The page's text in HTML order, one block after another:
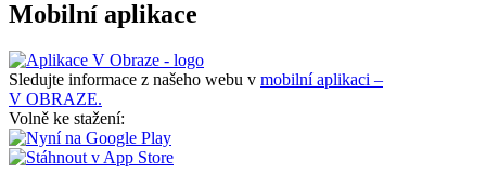
Mobilní aplikace
Sledujte informace z našeho webu v mobilní aplikaci –
V OBRAZE.
Volně ke stažení: